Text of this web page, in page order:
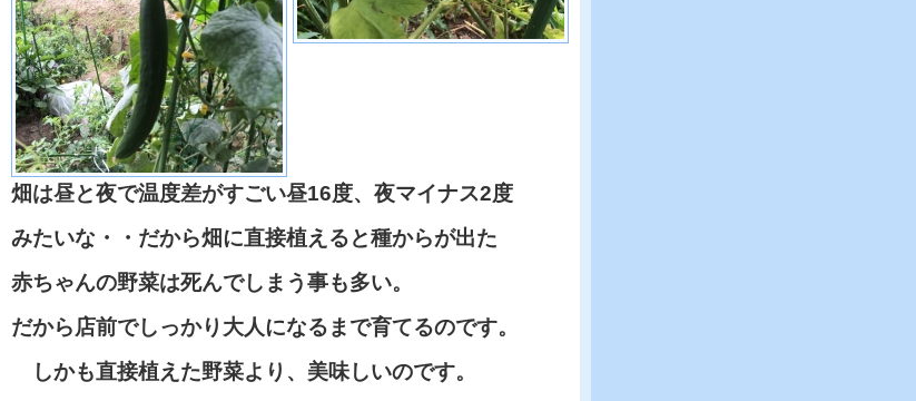
畑は昼と夜で温度差がすごい昼16度、夜マイナス2度
みたいな・・だから畑に直接植えると種からが出た
赤ちゃんの野菜は死んでしまう事も多い。
だから店前でしっかり大人になるまで育てるのです。
しかも直接植えた野菜より、美味しいのです。